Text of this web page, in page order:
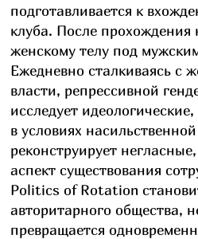
подготавливается к
клуба. После прохождения
женскому телу под
Ежедневно сталкиваясь с
власти, репрессивной
исследует
в условиях
реконструирует
аспект существования
Politics of Rotation
авторитарного общества,
превращается